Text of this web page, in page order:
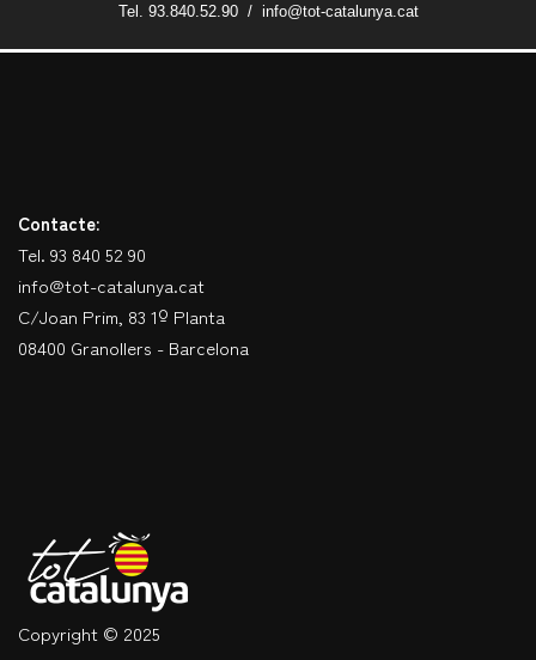
Tel. 93.840.52.90 / info@tot-catalunya.cat
Contacte:
Tel. 93 840 52 90
info@tot-catalunya.cat
C/Joan Prim, 83 1º Planta
08400 Granollers - Barcelona
Copyright © 2025